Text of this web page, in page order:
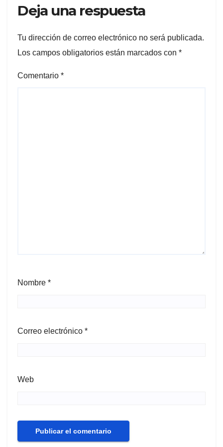
Deja una respuesta
Tu dirección de correo electrónico no será publicada.
Los campos obligatorios están marcados con *
Comentario *
Nombre *
Correo electrónico *
Web